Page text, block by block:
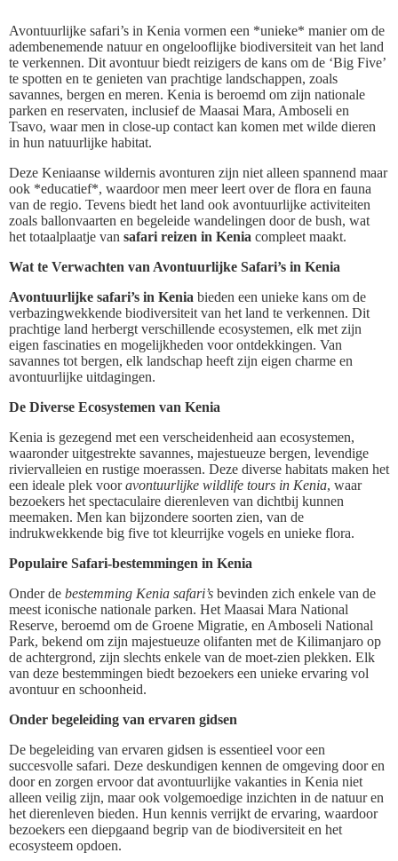
Avontuurlijke safari’s in Kenia vormen een *unieke* manier om de
adembenemende natuur en ongelooflijke biodiversiteit van het land
te verkennen. Dit avontuur biedt reizigers de kans om de ‘Big Five’
te spotten en te genieten van prachtige landschappen, zoals
savannes, bergen en meren. Kenia is beroemd om zijn nationale
parken en reservaten, inclusief de Maasai Mara, Amboseli en
Tsavo, waar men in close-up contact kan komen met wilde dieren
in hun natuurlijke habitat.
Deze Keniaanse wildernis avonturen zijn niet alleen spannend maar
ook *educatief*, waardoor men meer leert over de flora en fauna
van de regio. Tevens biedt het land ook avontuurlijke activiteiten
zoals ballonvaarten en begeleide wandelingen door de bush, wat
het totaalplaatje van safari reizen in Kenia compleet maakt.
Wat te Verwachten van Avontuurlijke Safari’s in Kenia
Avontuurlijke safari’s in Kenia bieden een unieke kans om de
verbazingwekkende biodiversiteit van het land te verkennen. Dit
prachtige land herbergt verschillende ecosystemen, elk met zijn
eigen fascinaties en mogelijkheden voor ontdekkingen. Van
savannes tot bergen, elk landschap heeft zijn eigen charme en
avontuurlijke uitdagingen.
De Diverse Ecosystemen van Kenia
Kenia is gezegend met een verscheidenheid aan ecosystemen,
waaronder uitgestrekte savannes, majestueuze bergen, levendige
riviervalleien en rustige moerassen. Deze diverse habitats maken het
een ideale plek vooravontuurlijke wildlife tours in Kenia, waar
bezoekers het spectaculaire dierenleven van dichtbij kunnen
meemaken. Men kan bijzondere soorten zien, van de
indrukwekkende big five tot kleurrijke vogels en unieke flora.
Populaire Safari-bestemmingen in Kenia
Onder de bestemming Kenia safari’s bevinden zich enkele van de
meest iconische nationale parken. Het Maasai Mara National
Reserve, beroemd om de Groene Migratie, en Amboseli National
Park, bekend om zijn majestueuze olifanten met de Kilimanjaro op
de achtergrond, zijn slechts enkele van de moet-zien plekken. Elk
van deze bestemmingen biedt bezoekers een unieke ervaring vol
avontuur en schoonheid.
Onder begeleiding van ervaren gidsen
De begeleiding van ervaren gidsen is essentieel voor een
succesvolle safari. Deze deskundigen kennen de omgeving door en
door en zorgen ervoor dat avontuurlijke vakanties in Kenia niet
alleen veilig zijn, maar ook volgemoedige inzichten in de natuur en
het dierenleven bieden. Hun kennis verrijkt de ervaring, waardoor
bezoekers een diepgaand begrip van de biodiversiteit en het
ecosysteem opdoen.